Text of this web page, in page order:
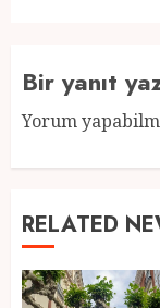
Bir yanıt
Yorum
RELATED